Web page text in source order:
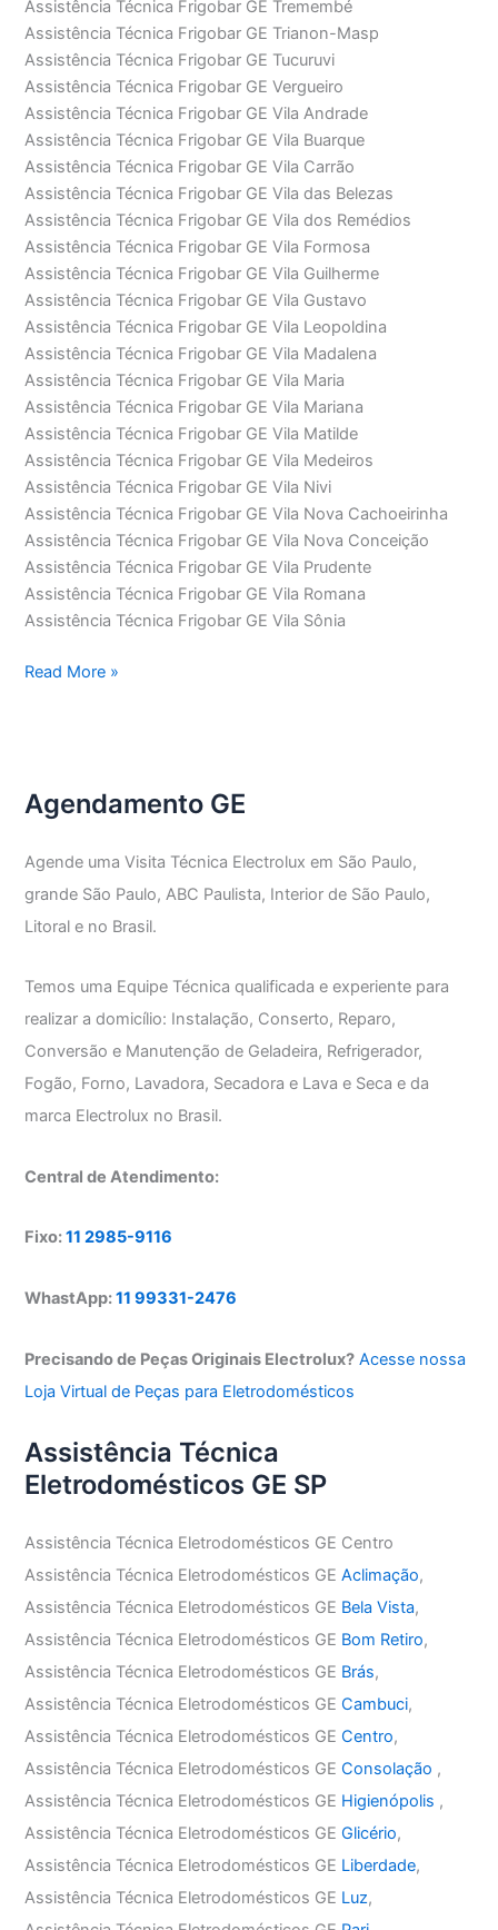
Assistência Técnica Frigobar GE Tremembé
Assistência Técnica Frigobar GE Trianon-Masp
Assistência Técnica Frigobar GE Tucuruvi
Assistência Técnica Frigobar GE Vergueiro
Assistência Técnica Frigobar GE Vila Andrade
Assistência Técnica Frigobar GE Vila Buarque
Assistência Técnica Frigobar GE Vila Carrão
Assistência Técnica Frigobar GE Vila das Belezas
Assistência Técnica Frigobar GE Vila dos Remédios
Assistência Técnica Frigobar GE Vila Formosa
Assistência Técnica Frigobar GE Vila Guilherme
Assistência Técnica Frigobar GE Vila Gustavo
Assistência Técnica Frigobar GE Vila Leopoldina
Assistência Técnica Frigobar GE Vila Madalena
Assistência Técnica Frigobar GE Vila Maria
Assistência Técnica Frigobar GE Vila Mariana
Assistência Técnica Frigobar GE Vila Matilde
Assistência Técnica Frigobar GE Vila Medeiros
Assistência Técnica Frigobar GE Vila Nivi
Assistência Técnica Frigobar GE Vila Nova Cachoeirinha
Assistência Técnica Frigobar GE Vila Nova Conceição
Assistência Técnica Frigobar GE Vila Prudente
Assistência Técnica Frigobar GE Vila Romana
Assistência Técnica Frigobar GE Vila Sônia
Assistência
Read More »
Agendamento GE
Agende uma Visita Técnica Electrolux em São Paulo,
grande São Paulo, ABC Paulista, Interior de São Paulo,
Litoral e no Brasil.
Temos uma Equipe Técnica qualificada e experiente para
realizar a domicílio: Instalação, Conserto, Reparo,
Conversão e Manutenção de Geladeira, Refrigerador,
Fogão, Forno, Lavadora, Secadora e Lava e Seca e da
marca Electrolux no Brasil.
Central de Atendimento:
Fixo:11 2985-9116
WhastApp:11 99331-2476
Precisando de Peças Originais Electrolux? Acesse nossa
Loja Virtual de Peças para Eletrodomésticos
Assistência Técnica
Eletrodomésticos GE SP
Assistência Técnica Eletrodomésticos GE Centro
Assistência Técnica Eletrodomésticos GEAclimação,
Assistência Técnica Eletrodomésticos GE Bela Vista,
Assistência Técnica Eletrodomésticos GE Bom Retiro,
Assistência Técnica Eletrodomésticos GE Brás,
Assistência Técnica Eletrodomésticos GECambuci,
Assistência Técnica Eletrodomésticos GECentro,
Assistência Técnica Eletrodomésticos GEConsolação ,
Assistência Técnica Eletrodomésticos GE Higienópolis ,
Assistência Técnica Eletrodomésticos GEGlicério,
Assistência Técnica Eletrodomésticos GE Liberdade,
Assistência Técnica Eletrodomésticos GE Luz,